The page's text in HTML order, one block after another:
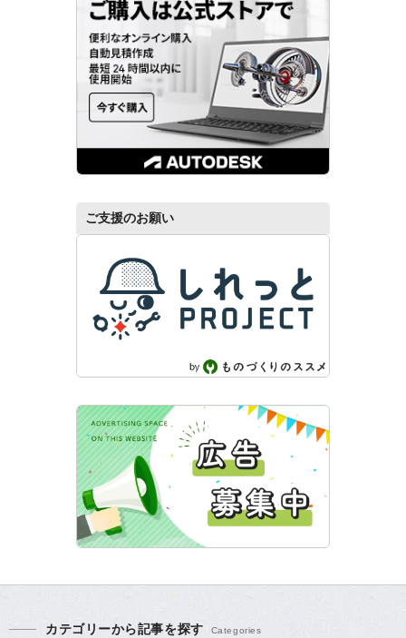
ご支援のお願い
カテゴリーから記事を探す